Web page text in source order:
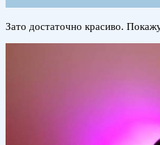
Зато достаточно красиво.